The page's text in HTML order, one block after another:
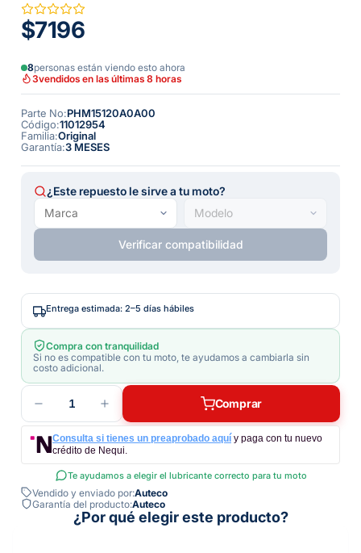
$7196
8personas están viendo esto ahora
3vendidos en las últimas 8 horas
Parte No:PHM15120A0A00
Código:11012954
Familia:Original
Garantía:3 MESES
¿Este repuesto le sirve a tu moto?
Verificar compatibilidad
Entrega estimada: 2–5 días hábiles
Compra con tranquilidad
Si no es compatible con tu moto, te ayudamos a cambiarla sin
costo adicional.
1 Comprar
Consulta si tienes un preaprobado aquí y paga con tu nuevo
crédito de Nequi.
Te ayudamos a elegir el lubricante correcto para tu moto
Vendido y enviado por:Auteco
Garantía del producto:Auteco
¿Por qué elegir este producto?